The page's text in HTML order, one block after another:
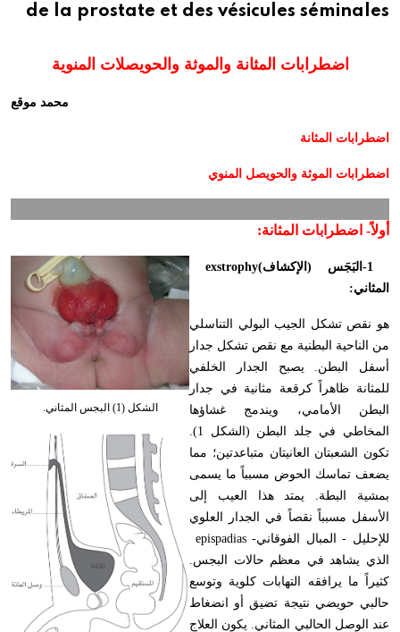
de la prostate et des vésicules séminales
اضطرابات المثانة والموثة والحويصلات المنوية
محمد موقع
اضطرابات المثانة
اضطرابات الموثة والحويصل المنوي
أولاً- اضطرابات المثانة:
الشكل (1) البجس المثاني.
-1 البَجَس (الإكشاف)exstrophy
المثاني:
هو نقص تشكل الجيب البولي التناسلي
من الناحية البطنية مع نقص تشكل جدار
أسفل البطن. يصبح الجدار الخلفي
للمثانة ظاهراً كرقعة مثانية في جدار
البطن الأمامي، ويندمج غشاؤها
المخاطي في جلد البطن (الشكل 1).
تكون الشعبتان العانيتان متباعدتين؛ مما
يضعف تماسك الحوض مسبباً ما يسمى
بمشية البطة. يمتد هذا العيب إلى
الأسفل مسبباً نقصاً في الجدار العلوي
للإحليل - المبال الفوقانيepispadias -
الذي يشاهد في معظم حالات البجس.
كثيراً ما يرافقه التهابات كلوية وتوسع
حالبي حويضي نتيجة تضيق أو انضغاط
عند الوصل الحالبي المثاني. يكون العلاج